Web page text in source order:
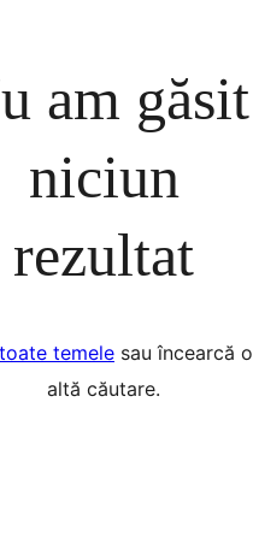
am găsit
niciun
rezultat
toate temele sau încearcă o
altă căutare.